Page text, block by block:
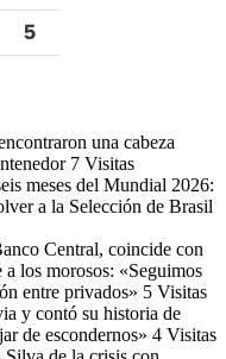
una cabeza
7 Visitas
meses del Mundial 2026:
a la Selección de Brasil
Central, coincide con
los morosos: «Seguimos
entre privados» 5 Visitas
y contó su historia de
de escondernos» 4 Visitas